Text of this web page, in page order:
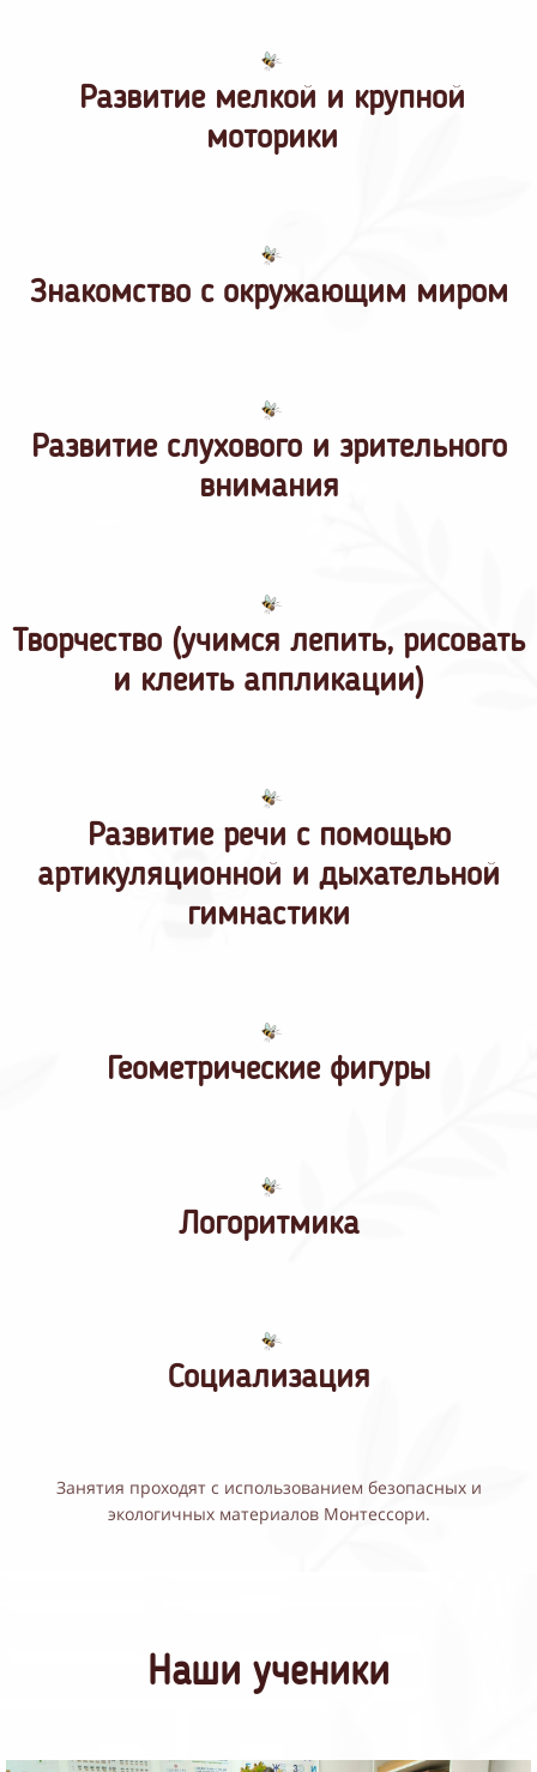
Развитие мелкой и крупной
моторики
Знакомство с окружающим миром
Развитие слухового и зрительного
внимания
Творчество (учимся лепить, рисовать
и клеить аппликации)
Развитие речи с помощью
артикуляционной и дыхательной
гимнастики
Геометрические фигуры
Логоритмика
Социализация
Занятия проходят с использованием безопасных и
экологичных материалов Монтессори.
Наши ученики